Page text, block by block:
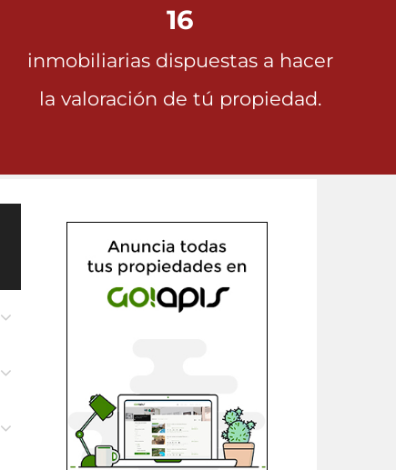
16
inmobiliarias dispuestas a hacer
la valoración de tú propiedad.